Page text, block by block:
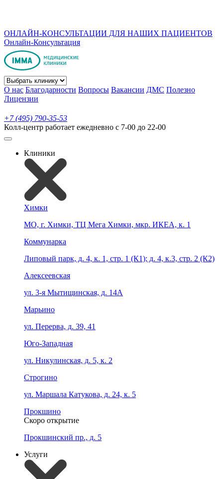
ОНЛАЙН-КОНСУЛЬТАЦИИ ДЛЯ НАШИХ ПАЦИЕНТОВ
Онлайн-Консультация
О нас Благодарности Вопросы Вакансии ДМС Полезно
Лицензии
+7 (495) 790-35-53
Колл-центр работает ежедневно с 7-00 до 22-00
Клиники
Химки
МО, г. Химки, ТЦ Мега Химки, мкр. ИКЕА, к. 1
Коммунарка
Липовый парк, д. 4, к. 1, стр. 1 (К1); д. 4, к.3, стр. 2 (К2)
Алексеевская
ул. 3-я Мытищинская, д. 14А
Марьино
ул. Перерва, д. 39, 41
Юго-Западная
ул. Никулинская, д. 5, к. 2
Строгино
ул. Маршала Катукова, д. 24, к. 5
Прокшино
Скоро открытие
Прокшинский пр., д. 5
Услуги